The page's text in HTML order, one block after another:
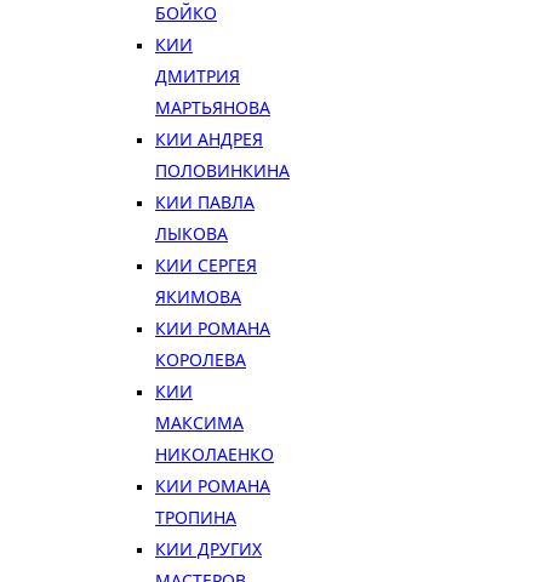
БОЙКО
КИИ
ДМИТРИЯ
МАРТЬЯНОВА
КИИ АНДРЕЯ
ПОЛОВИНКИНА
КИИ ПАВЛА
ЛЫКОВА
КИИ СЕРГЕЯ
ЯКИМОВА
КИИ РОМАНА
КОРОЛЕВА
КИИ
МАКСИМА
НИКОЛАЕНКО
КИИ РОМАНА
ТРОПИНА
КИИ ДРУГИХ